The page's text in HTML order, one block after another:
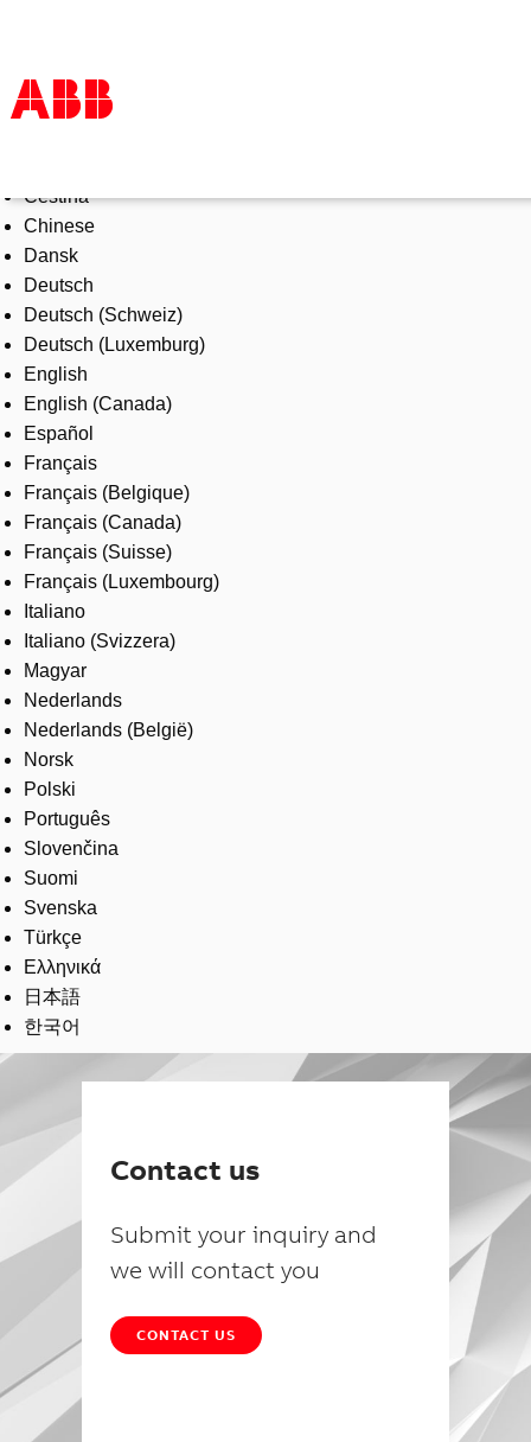
Products & Solutions
Industries
Services
About us
Where to buy
Contact us
Careers
Čeština
Chinese
Dansk
Deutsch
Deutsch (Schweiz)
Deutsch (Luxemburg)
English
English (Canada)
Español
Français
Français (Belgique)
Français (Canada)
Français (Suisse)
Français (Luxembourg)
Italiano
Italiano (Svizzera)
Magyar
Nederlands
Nederlands (België)
Norsk
Polski
Português
Slovenčina
Suomi
Svenska
Türkçe
Ελληνικά
日本語
한국어
Contact us
Submit your inquiry and
we will contact you
CONTACT US